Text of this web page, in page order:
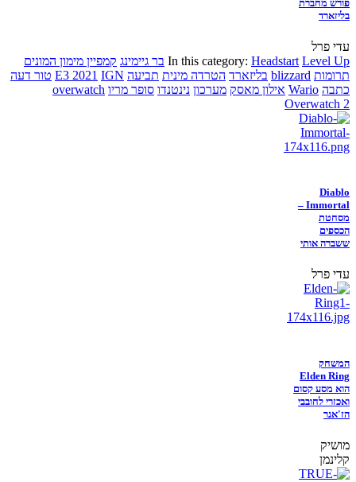
פורש מחברת
בליזארד
עדי פרל
In this category: Headstart Level Up בר גיימינג קמפיין מימון המונים
תרומות blizzard בליזארד הטרדה מינית תביעה E3 2021 IGN
טור דעה
כתבה Wario אילון מאסק מערכון נינטנדו סופר מריו overwatch
Overwatch 2
Diablo
Immortal –
מסחטת
הכספים
ששברה אותי
עדי פרל
המשחק
Elden Ring
הוא מסע קסום
ואכזרי לחובבי
הז'אנר
מושיק
קלינמן